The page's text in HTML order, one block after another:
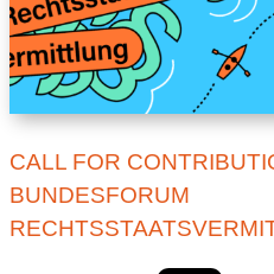
CALL FOR
BUNDESFORUM